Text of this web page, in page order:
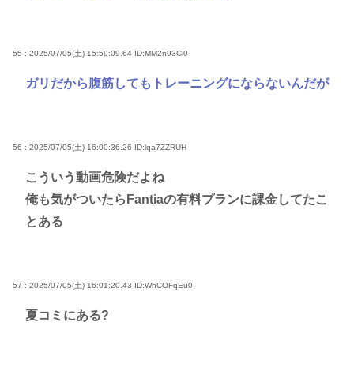
55 : 2025/07/05(土) 15:59:09.64 ID:MM2n93Ci0
ガリだから腹筋してもトレーニングにならないんだが
56 : 2025/07/05(土) 16:00:36.26 ID:lqa7ZZRUH
こういう動画危険だよね
俺も気がついたらFantiaの有料プランに課金してたこ
とある
57 : 2025/07/05(土) 16:01:20.43 ID:WhCOFqEu0
夏コミにある?